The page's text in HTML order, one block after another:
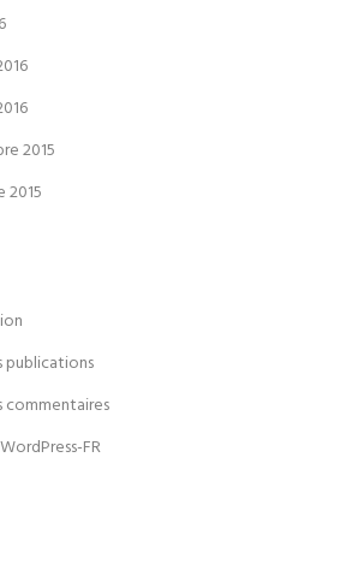
2015
publications
commentaires
FR